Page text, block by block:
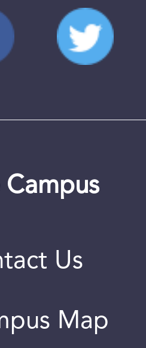
Campus
Us
Map